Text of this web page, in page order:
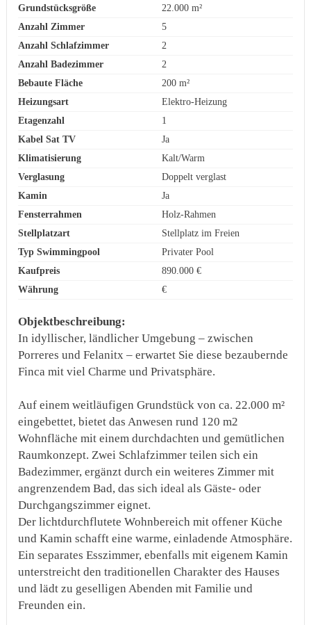
Grundstücksgröße
22.000 m²
Anzahl Zimmer
5
Anzahl Schlafzimmer
2
Anzahl Badezimmer
2
Bebaute Fläche
200 m²
Heizungsart
Elektro-Heizung
Etagenzahl
1
Kabel Sat TV
Ja
Klimatisierung
Kalt/Warm
Verglasung
Doppelt verglast
Kamin
Ja
Fensterrahmen
Holz-Rahmen
Stellplatzart
Stellplatz im Freien
Typ Swimmingpool
Privater Pool
Kaufpreis
890.000 €
Währung
€
Objektbeschreibung:
In idyllischer, ländlicher Umgebung – zwischen
Porreres und Felanitx – erwartet Sie diese bezaubernde
Finca mit viel Charme und Privatsphäre.
Auf einem weitläufigen Grundstück von ca. 22.000 m²
eingebettet, bietet das Anwesen rund 120 m2
Wohnfläche mit einem durchdachten und gemütlichen
Raumkonzept. Zwei Schlafzimmer teilen sich ein
Badezimmer, ergänzt durch ein weiteres Zimmer mit
angrenzendem Bad, das sich ideal als Gäste- oder
Durchgangszimmer eignet.
Der lichtdurchflutete Wohnbereich mit offener Küche
und Kamin schafft eine warme, einladende Atmosphäre.
Ein separates Esszimmer, ebenfalls mit eigenem Kamin
unterstreicht den traditionellen Charakter des Hauses
und lädt zu geselligen Abenden mit Familie und
Freunden ein.